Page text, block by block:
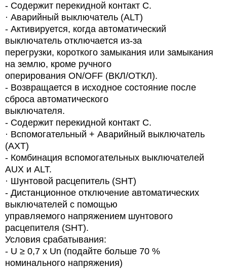
- Содержит перекидной контакт С.
· Аварийный выключатель (ALT)
- Активируется, когда автоматический
выключатель отключается из-за
перегрузки, короткого замыкания или замыкания
на землю, кроме ручного
оперирования ON/OFF (ВКЛ/ОТКЛ).
- Возвращается в исходное состояние после
сброса автоматического
выключателя.
- Содержит перекидной контакт С.
· Вспомогательный + Аварийный выключатель
(AXT)
- Комбинация вспомогательных выключателей
AUX и ALT.
· Шунтовой расцепитель (SHT)
- Дистанционное отключение автоматических
выключателей с помощью
управляемого напряжением шунтового
расцепителя (SHT).
Условия срабатывания:
- U ≥ 0,7 x Un (подайте больше 70 %
номинального напряжения)